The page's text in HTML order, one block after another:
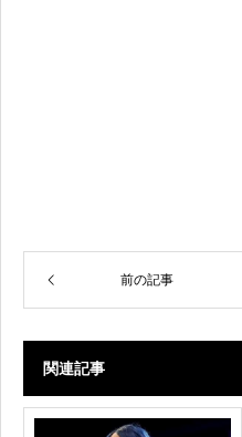
前の記事
関連記事